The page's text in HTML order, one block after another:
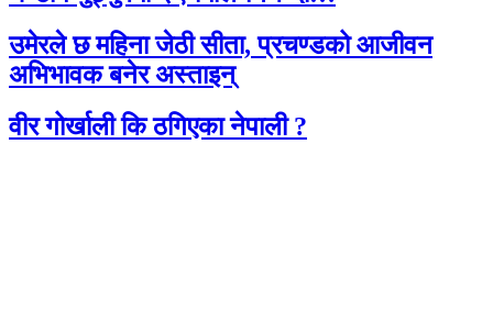
उमेरले छ महिना जेठी सीता, प्रचण्डको आजीवन
अभिभावक बनेर अस्ताइन्
वीर गोर्खाली कि ठगिएका नेपाली ?